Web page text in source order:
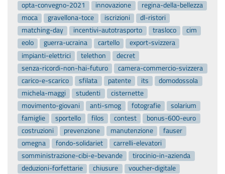
opta-convegno-2021
innovazione
regina-della-bellezza
moca
gravellona-toce iscrizioni
dl-ristori
matching-day
incentivi-autotrasporto trasloco
cim
eolo
guerra-ucraina cartello
export-svizzera
impianti-elettrici
telethon
decret
senza-ricordi-non-hai-futuro
camera-commercio-svizzera
carico-e-scarico
sfilata patente its
domodossola
michela-maggi
studenti
cisternette
movimento-giovani
anti-smog fotografie
solarium
famiglie
sportello filos contest
bonus-600-euro
costruzioni
prevenzione manutenzione
fauser
omegna
fondo-solidariet
carrelli-elevatori
somministrazione-cibi-e-bevande
tirocinio-in-azienda
deduzioni-forfettarie
chiusure
voucher-digitale